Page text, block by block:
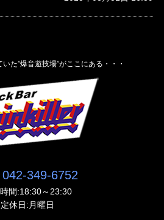
た”爆音遊技場”がここにある・・・
042-349-6752
間:18:30～23:30
定休日:月曜日